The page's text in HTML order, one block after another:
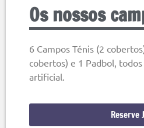
Os nossos
6 Campos Ténis (2
cobertos) e 1 Padbol,
artificial.
Reserve